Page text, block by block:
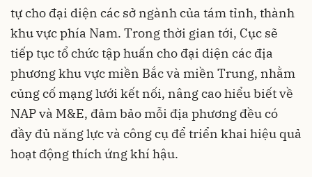
tự cho đại diện các sở ngành của tám tỉnh, thành
khu vực phía Nam. Trong thời gian tới, Cục sẽ
tiếp tục tổ chức tập huấn cho đại diện các địa
phương khu vực miền Bắc và miền Trung, nhằm
củng cố mạng lưới kết nối, nâng cao hiểu biết về
NAP và M&E, đảm bảo mỗi địa phương đều có
đầy đủ năng lực và công cụ để triển khai hiệu quả
hoạt động thích ứng khí hậu.